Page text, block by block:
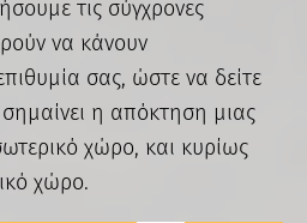
τις σύγχρονες
να κάνουν
σας, ώστε να δείτε
σημαίνει η απόκτηση μιας
χώρο, και κυρίως
χώρο.